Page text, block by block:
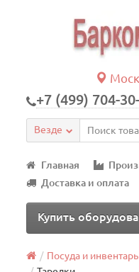
+7 (499) 704-
Везде
Главная
Доставка и оплата
Купить
Посуда и инвентарь